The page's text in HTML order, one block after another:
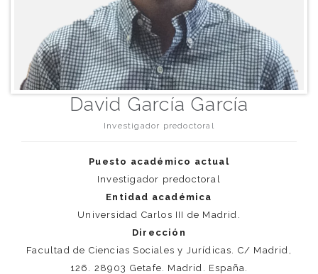
David García García
Investigador predoctoral
Puesto académico actual
Investigador predoctoral
Entidad académica
Universidad Carlos III de Madrid.
Dirección
Facultad de Ciencias Sociales y Jurídicas. C/ Madrid,
126. 28903 Getafe. Madrid. España.